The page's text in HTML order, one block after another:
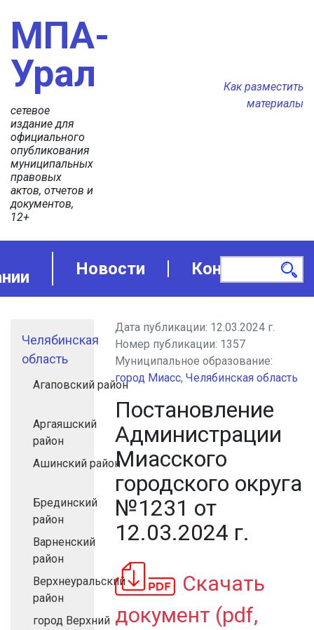
МПА-
Урал
сетевое
издание для
официального
опубликования
муниципальных
правовых
актов, отчетов и
документов,
12+
Как разместить
материалы
Новости Контакты
Челябинская
область
Агаповский район
Аргаяшский
район
Ашинский район
Брединский
район
Варненский
район
Верхнеуральский
район
город Верхний
Дата публикации: 12.03.2024 г.
Номер публикации: 1357
Муниципальное образование:
город Миасс,Челябинская область
Постановление
Администрации
Миасского
городского округа
№1231 от
12.03.2024 г.
Скачать
документ (pdf,